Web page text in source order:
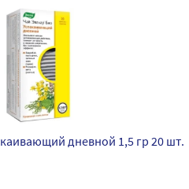
дневной 1,5 гр 20 шт.